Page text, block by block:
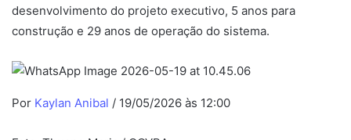
desenvolvimento do projeto executivo, 5 anos para
construção e 29 anos de operação do sistema.
Por Kaylan Anibal / 19/05/2026 às 12:00